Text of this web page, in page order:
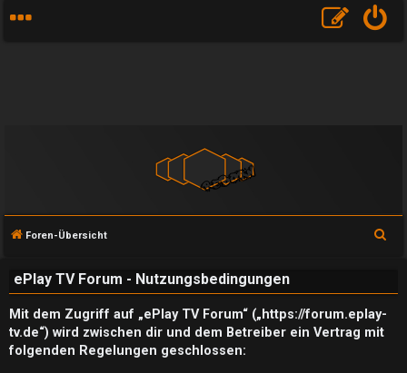
Foren-Übersicht
ePlay TV Forum - Nutzungsbedingungen
Mit dem Zugriff auf „ePlay TV Forum“ („https://forum.eplay-
tv.de“) wird zwischen dir und dem Betreiber ein Vertrag mit
folgenden Regelungen geschlossen: